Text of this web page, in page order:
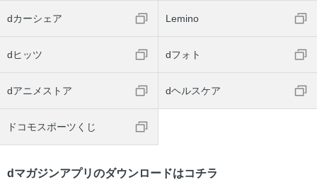
dカーシェア Lemino
dヒッツ dフォト
dアニメストア dヘルスケア
ドコモスポーツくじ
dマガジンアプリのダウンロードはコチラ